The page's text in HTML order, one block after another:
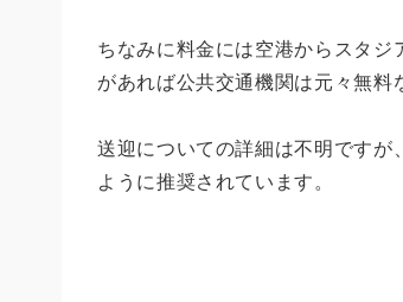
ちなみに料金には空港からスタ
があれば公共交通機関は元々無料
送迎についての詳細は不明ですが
ように推奨されています。